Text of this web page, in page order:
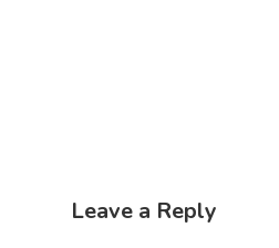
Leave a Reply